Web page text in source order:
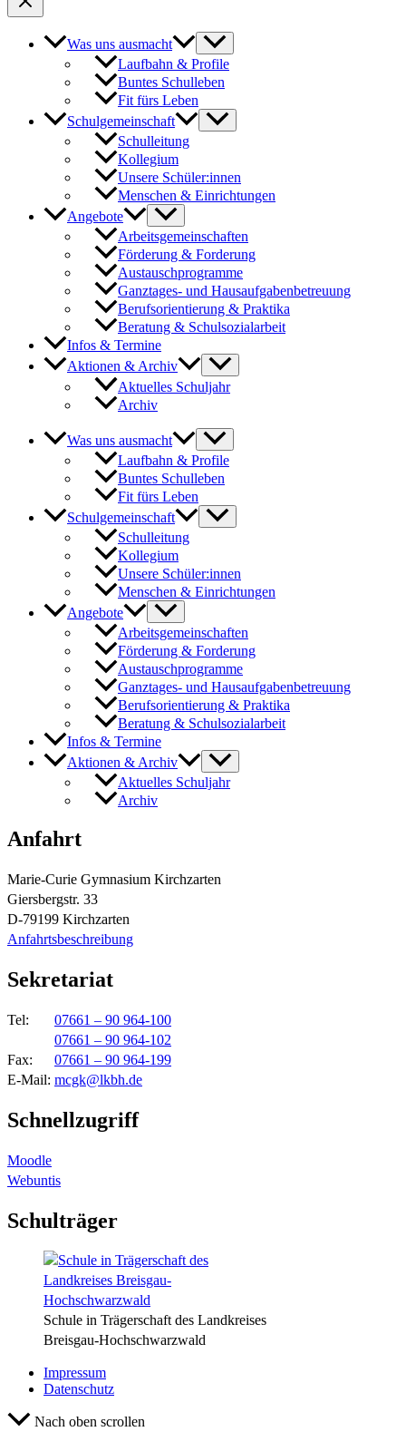
Was uns ausmacht
Laufbahn & Profile
Buntes Schulleben
Fit fürs Leben
Schulgemeinschaft
Schulleitung
Kollegium
Unsere Schüler:innen
Menschen & Einrichtungen
Angebote
Arbeitsgemeinschaften
Förderung & Forderung
Austauschprogramme
Ganztages- und Hausaufgabenbetreuung
Berufsorientierung & Praktika
Beratung & Schulsozialarbeit
Infos & Termine
Aktionen & Archiv
Aktuelles Schuljahr
Archiv
Was uns ausmacht
Laufbahn & Profile
Buntes Schulleben
Fit fürs Leben
Schulgemeinschaft
Schulleitung
Kollegium
Unsere Schüler:innen
Menschen & Einrichtungen
Angebote
Arbeitsgemeinschaften
Förderung & Forderung
Austauschprogramme
Ganztages- und Hausaufgabenbetreuung
Berufsorientierung & Praktika
Beratung & Schulsozialarbeit
Infos & Termine
Aktionen & Archiv
Aktuelles Schuljahr
Archiv
Anfahrt
Marie-Curie Gymnasium Kirchzarten
Giersbergstr. 33
D-79199 Kirchzarten
Anfahrtsbeschreibung
Sekretariat
Tel: 07661 – 90 964-100
07661 – 90 964-102
Fax: 07661 – 90 964-199
E-Mail: mcgk@lkbh.de
Schnellzugriff
Moodle
Webuntis
Schulträger
Schule in Trägerschaft des Landkreises
Breisgau-Hochschwarzwald
Impressum
Datenschutz
Nach oben scrollen